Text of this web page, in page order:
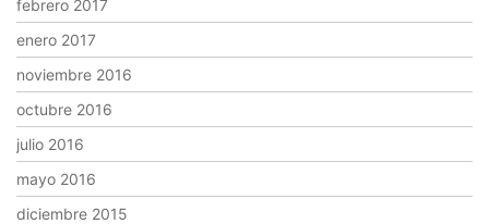
febrero 2017
enero 2017
noviembre 2016
octubre 2016
julio 2016
mayo 2016
diciembre 2015